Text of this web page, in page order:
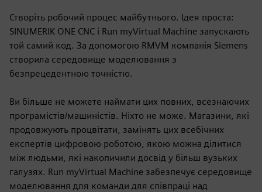
Створіть робочий процес майбутнього. Ідея проста:
SINUMERIK ONE CNC і Run myVirtual Machine запускають
той самий код. За допомогою RMVM компанія Siemens
створила середовище моделювання з
безпрецедентною точністю.
Ви більше не можете наймати цих повних, всезнаючих
програмістів/машиністів. Ніхто не може. Магазини, які
продовжують процвітати, замінять цих всебічних
експертів цифровою роботою, якою можна ділитися
між людьми, які накопичили досвід у більш вузьких
галузях. Run myVirtual Machine забезпечує середовище
моделювання для команди для співпраці над